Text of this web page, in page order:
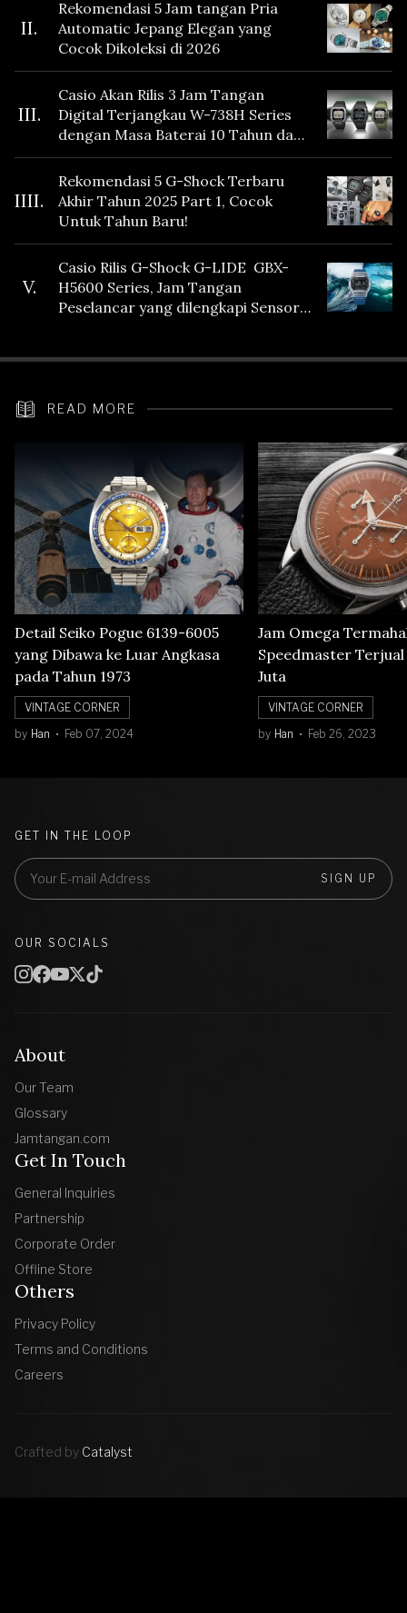
II.
Rekomendasi 5 Jam tangan Pria
Automatic Jepang Elegan yang
Cocok Dikoleksi di 2026
III.
Casio Akan Rilis 3 Jam Tangan
Digital Terjangkau W-738H Series
dengan Masa Baterai 10 Tahun dan
Fitur Vibration
IIII.
Rekomendasi 5 G-Shock Terbaru
Akhir Tahun 2025 Part 1, Cocok
Untuk Tahun Baru!
V.
Casio Rilis G-Shock G-LIDE GBX-
H5600 Series, Jam Tangan
Peselancar yang dilengkapi Sensor
READ MORE
Detail Seiko Pogue 6139-6005
yang Dibawa ke Luar Angkasa
pada Tahun 1973
VINTAGE CORNER
by Han Feb 07, 2024
Jam Omega
Speedmaster Terjual
Juta
VINTAGE CORNER
by Han Feb 26, 2023
About
Our Team
Glossary
Jamtangan.com
Get In Touch
General Inquiries
Partnership
Corporate Order
Offline Store
Others
Privacy Policy
Terms and Conditions
Careers
GET IN THE LOOP
SIGN UP
OUR SOCIALS
Crafted by Catalyst